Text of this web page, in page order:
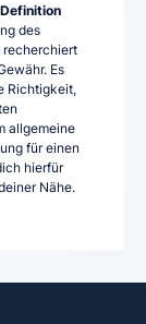
Definition
des
recherchiert
Es
Richtigkeit,
allgemeine
für einen
hierfür
Nähe.